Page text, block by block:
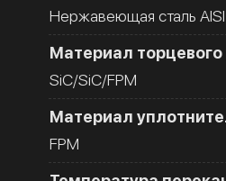
Нержавеющая сталь
Материал торцевого
SiC/SiC/FPM
Материал
FPM